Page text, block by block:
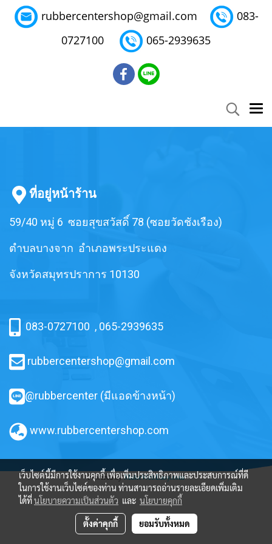
rubbercentershop@gmail.com
083-
0727100
065-2939635
ที่อยู่หน้าร้าน
59/40 หมู่ 6 ซอยสุขสวัสดิ์ 78 (ซอยวัดชังเรือง)
ตำบลบางจาก อำเภอพระประแดง
จังหวัดสมุทรปราการ 10130
083-0727100 , 065-2939635
rubbercentershop@gmail.com
@rubbercenter (มีแอดข้างหน้า)
www.rubbercentershop.com
Powered byMakeWebEasy.com
เว็บไซต์นี้มีการใช้งานคุกกี้ เพื่อเพิ่มประสิทธิภาพและประสบการณ์ที่ดี
ในการใช้งานเว็บไซต์ของท่าน ท่านสามารถอ่านรายละเอียดเพิ่มเติม
ได้ที่นโยบายความเป็นส่วนตัว และ นโยบายคุกกี้
ตั้งค่าคุกกี้ ยอมรับทั้งหมด